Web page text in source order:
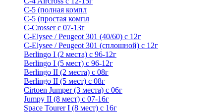
С-5 (полная компл
С-5 (простая компл
C-Crosser с 07-13г
C-Elysee / Peugeot 301 (40/60) с 12г
C-Elysee / Peugeot 301 (сплошной) с 12г
Berlingo I (2 места) с 96-12г
Berlingo I (5 мест) с 96-12г
Berlingo II (2 места) с 08г
Berlingo II (5 мест) с 08г
Cirtoen Jumper (3 места) с 06г
Jumpy II (8 мест) с 07-16г
Space Tourer I (8 мест) с 16г